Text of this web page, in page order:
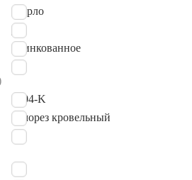
сверло
Да
оцинкованное
8
7504-K
саморез кровельный
0,3
60